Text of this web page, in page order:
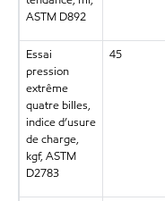
ASTM D892
Essai
pression
extrême
quatre billes,
indice d’usure
de charge,
kgf, ASTM
D2783
45